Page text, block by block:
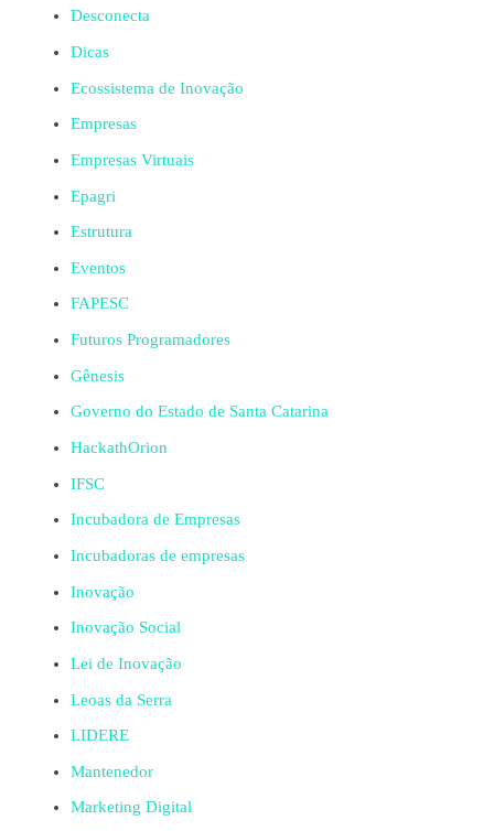
Desconecta
Dicas
Ecossistema de Inovação
Empresas
Empresas Virtuais
Epagri
Estrutura
Eventos
FAPESC
Futuros Programadores
Gênesis
Governo do Estado de Santa Catarina
HackathOrion
IFSC
Incubadora de Empresas
Incubadoras de empresas
Inovação
Inovação Social
Lei de Inovação
Leoas da Serra
LIDERE
Mantenedor
Marketing Digital